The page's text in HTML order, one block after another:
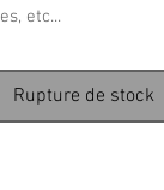
etc...
Rupture de stock